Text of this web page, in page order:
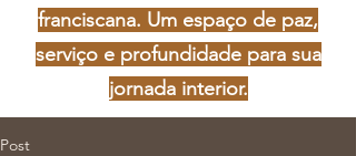
franciscana. Um espaço de paz,
serviço e profundidade para sua
jornada interior.
Post